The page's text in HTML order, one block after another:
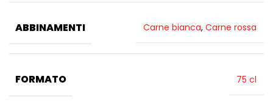
ABBINAMENTI Carne bianca, Carne rossa
FORMATO 75 cl